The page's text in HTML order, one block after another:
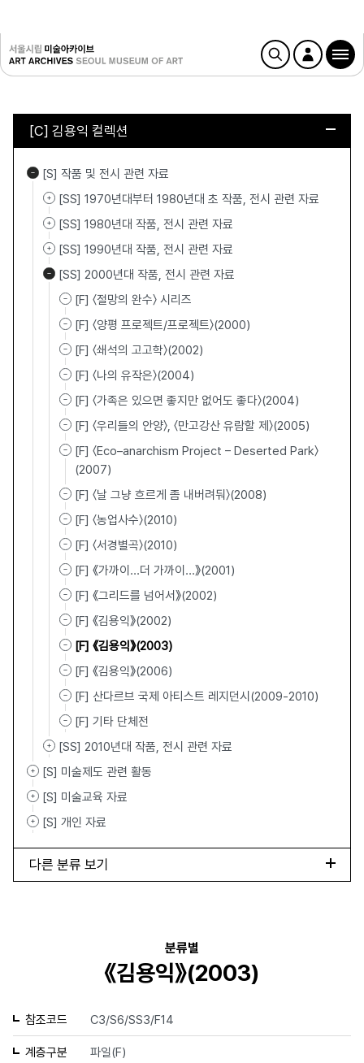
[C] 김용익 컬렉션
[S] 작품 및 전시 관련 자료
[SS] 1970년대부터 1980년대 초 작품, 전시 관련 자료
[SS] 1980년대 작품, 전시 관련 자료
[SS] 1990년대 작품, 전시 관련 자료
[SS] 2000년대 작품, 전시 관련 자료
[F] 〈절망의 완수〉 시리즈
[F] 〈양평 프로젝트/프로젝트〉(2000)
[F] 〈쇄석의 고고학〉(2002)
[F] 〈나의 유작은〉(2004)
[F] 〈가족은 있으면 좋지만 없어도 좋다〉(2004)
[F] 〈우리들의 안양〉, 〈만고강산 유람할 제〉(2005)
[F] 〈Eco–anarchism Project – Deserted Park〉
(2007)
[F] 〈날 그냥 흐르게 좀 내버려둬〉(2008)
[F] 〈농업사수〉(2010)
[F] 〈서경별곡〉(2010)
[F] 《가까이...더 가까이...》(2001)
[F] 《그리드를 넘어서》(2002)
[F] 《김용익》(2002)
[F] 《김용익》(2003)
[F] 《김용익》(2006)
[F] 산다르브 국제 아티스트 레지던시(2009-2010)
[F] 기타 단체전
[SS] 2010년대 작품, 전시 관련 자료
[S] 미술제도 관련 활동
[S] 미술교육 자료
[S] 개인 자료
다른 분류 보기
분류별
《김용익》(2003)
참조코드 C3/S6/SS3/F14
계층구분 파일(F)